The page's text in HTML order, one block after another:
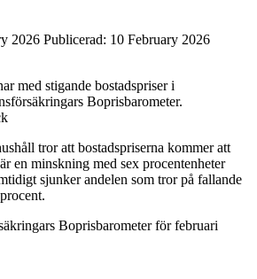
2026 Publicerad: 10 February 2026
med stigande bostadspriser i
Boprisbarometer.
tror att bostadspriserna kommer att
en minskning med sex procentenheter
sjunker andelen som tror på fallande
Boprisbarometer för februari